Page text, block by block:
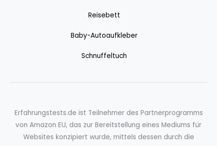
Reisebett
Baby-Autoaufkleber
Schnuffeltuch
Erfahrungstests.de ist Teilnehmer des Partnerprogramms
von Amazon EU, das zur Bereitstellung eines Mediums für
Websites konzipiert wurde, mittels dessen durch die